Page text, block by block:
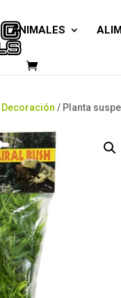
ANIMALES
Decoración / Planta